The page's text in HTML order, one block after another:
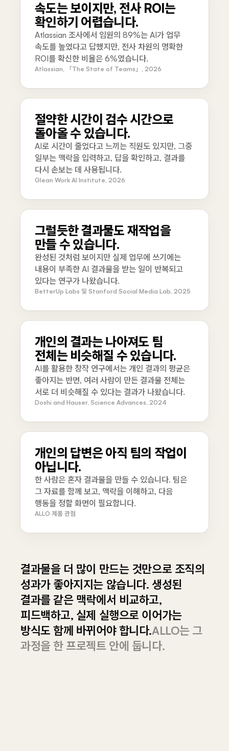
속도는 보이지만, 전사 ROI는
확인하기 어렵습니다.
Atlassian 조사에서 임원의 89%는 AI가 업무
속도를 높였다고 답했지만, 전사 차원의 명확한
ROI를 확신한 비율은 6%였습니다.
Atlassian, 「The State of Teams」, 2026
절약한 시간이 검수 시간으로
돌아올 수 있습니다.
AI로 시간이 줄었다고 느끼는 직원도 있지만, 그중
일부는 맥락을 입력하고, 답을 확인하고, 결과를
다시 손보는 데 사용됩니다.
Glean Work AI Institute, 2026
그럴듯한 결과물도 재작업을
만들 수 있습니다.
완성된 것처럼 보이지만 실제 업무에 쓰기에는
내용이 부족한 AI 결과물을 받는 일이 반복되고
있다는 연구가 나왔습니다.
BetterUp Labs 및 Stanford Social Media Lab, 2025
개인의 결과는 나아져도 팀
전체는 비슷해질 수 있습니다.
AI를 활용한 창작 연구에서는 개인 결과의 평균은
좋아지는 반면, 여러 사람이 만든 결과물 전체는
서로 더 비슷해질 수 있다는 결과가 나왔습니다.
Doshi and Hauser, Science Advances, 2024
개인의 답변은 아직 팀의 작업이
아닙니다.
한 사람은 혼자 결과물을 만들 수 있습니다. 팀은
그 자료를 함께 보고, 맥락을 이해하고, 다음
행동을 정할 화면이 필요합니다.
ALLO 제품 관점
결과물을 더 많이 만드는 것만으로 조직의
성과가 좋아지지는 않습니다. 생성된
결과를 같은 맥락에서 비교하고,
피드백하고, 실제 실행으로 이어가는
방식도 함께 바뀌어야 합니다.ALLO는 그
과정을 한 프로젝트 안에 둡니다.